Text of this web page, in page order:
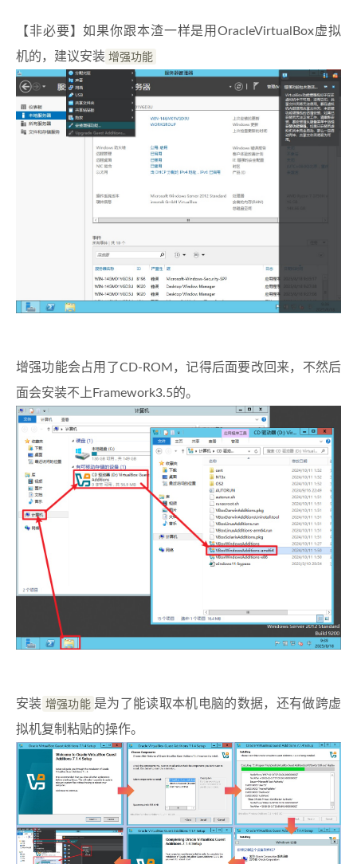
【非必要】如果你跟本渣一样是用OracleVirtualBox虚拟
机的，建议安装 增强功能
增强功能会占用了CD-ROM，记得后面要改回来，不然后
面会安装不上Framework3.5的。
安装 增强功能 是为了能读取本机电脑的数据，还有做跨虚
拟机复制粘贴的操作。